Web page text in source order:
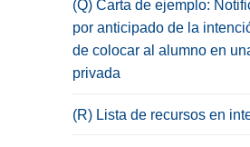
(Q) Carta de ejemplo:
por anticipado de la
de colocar al alumno en
privada
(R) Lista de recursos en